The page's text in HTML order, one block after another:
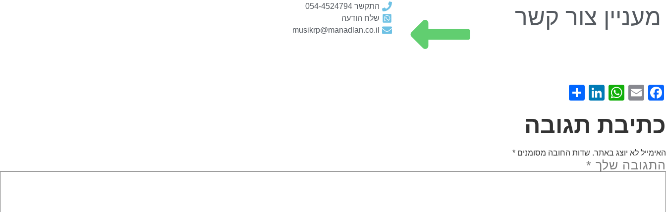
מעניין צור קשר
התקשר 054-4524794
שלח הודעה
musikrp@manadlan.co.il
Facebook
Email
WhatsApp
LinkedIn
כתיבת תגובה
האימייל לא יוצג באתר. שדות החובה מסומנים *
התגובה שלך *